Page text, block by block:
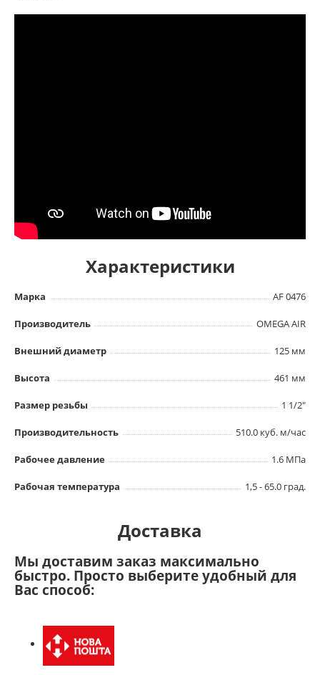
Характеристики
Марка AF 0476
Производитель OMEGA AIR
Внешний диаметр 125 мм
Высота 461 мм
Размер резьбы 1 1/2"
Производительность 510.0 куб. м/час
Рабочее давление 1.6 МПа
Рабочая температура 1,5 - 65.0 град.
Доставка
Мы доставим заказ максимально
быстро. Просто выберите удобный для
Вас способ: